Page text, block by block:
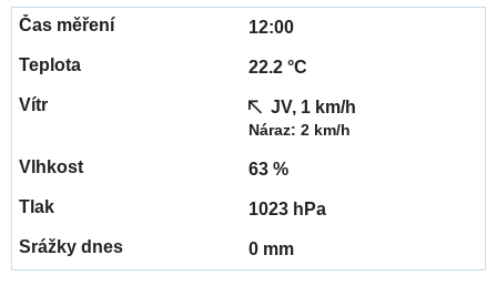
12:00
22.2 °C
JV, 1 km/h
Náraz: 2 km/h
63 %
1023 hPa
0 mm